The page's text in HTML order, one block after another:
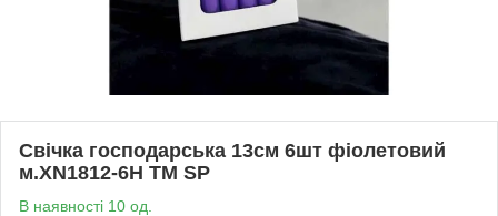
Свічка господарська 13см 6шт фiолетовий
м.XN1812-6H ТМ SP
В наявності 10 од.